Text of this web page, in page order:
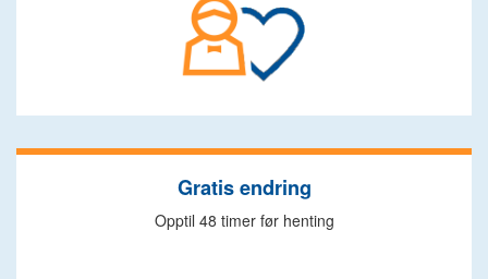
Gratis endring
Opptil 48 timer før henting